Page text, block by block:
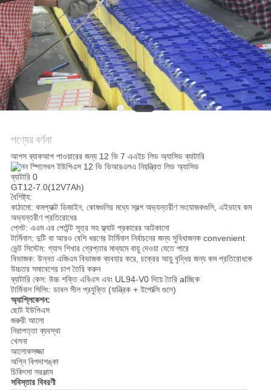
সাইট
ম্যাপ
গোপনীয়তা
নীতি
পণ্যের বর্ণনা
আপস ব্যাকআপ পাওয়ারের জন্য 12 ভি 7 এএইচ লিড অ্যাসিড ব্যাটারি
GT12-7.0(12V7Ah)
বৈশিষ্ট্য:
কাঠামো: কমপ্যাক্ট ডিজাইন, কোষগুলির মধ্যে স্বল্প অভ্যন্তরীণ সংযোজকগুলি, এইভাবে কম
অভ্যন্তরীণ প্রতিরোধের
প্লেট: এএম এর পেটেন্ট সূত্র সহ ফ্ল্যাট প্রকারের আটকানো
টার্মিনাল: দুটি বা আরও বেশি ধরণের টার্মিনাল নির্বাচনের জন্য সুবিধাজনক convenient
ভেন্ট সিস্টেম: গ্যাস শিখার গ্রেপ্তার মাধ্যমে বায়ু দেওয়া যেতে পারে
বিভাজক: উন্নত এজিএম বিভাজক ব্যবহার করে, চক্রের আয়ু বৃদ্ধির জন্য কম প্রতিরোধকে
উচ্চতর সমাবেশের চাপ তৈরি করুন
ব্যাটারি কেস: উচ্চ শক্তি এবিএস এবং UL94-V0 দিয়ে তৈরি alচ্ছিক
টার্মিনাল সিলিং: ডাবল সীল প্রযুক্তি (যান্ত্রিক + ইপোক্সি গুলে)
অ্যাপ্লিকেশন:
ছোট ইউপিএস
জরুরী আলো
নিরাপত্তা ব্যবস্থা
খেলনা
আলোকসজ্জা
অগ্নি বিপদাশঙ্কা
চিকিৎসা সরঞ্জাম
সবিস্তার বিবরণী